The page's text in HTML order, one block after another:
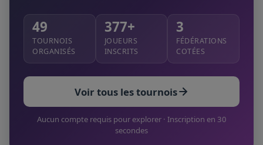
49
TOURNOIS
ORGANISÉS
377+
JOUEURS
INSCRITS
3
FÉDÉRATIONS
COTÉES
Voir tous les tournois
Aucun compte requis pour explorer · Inscription en 30
secondes